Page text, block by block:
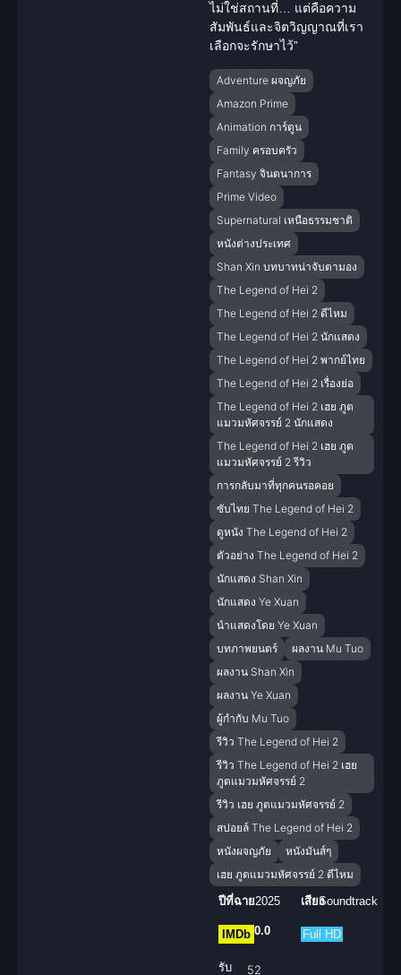
ไม่ใช่สถานที่… แต่คือความ
สัมพันธ์และจิตวิญญาณที่เรา
เลือกจะรักษาไว้”
Adventure ผจญภัย
Amazon Prime
Animation การ์ตูน
Family ครอบครัว
Fantasy จินตนาการ
Prime Video
Supernatural เหนือธรรมชาติ
หนังต่างประเทศ
Shan Xin บทบาทน่าจับตามอง
The Legend of Hei 2
The Legend of Hei 2 ดีไหม
The Legend of Hei 2 นักแสดง
The Legend of Hei 2 พากย์ไทย
The Legend of Hei 2 เรื่องย่อ
The Legend of Hei 2 เฮย ภูต
แมวมหัศจรรย์ 2 นักแสดง
The Legend of Hei 2 เฮย ภูต
แมวมหัศจรรย์ 2 รีวิว
การกลับมาที่ทุกคนรอคอย
ซับไทย The Legend of Hei 2
ดูหนัง The Legend of Hei 2
ตัวอย่าง The Legend of Hei 2
นักแสดง Shan Xin
นักแสดง Ye Xuan
นำแสดงโดย Ye Xuan
บทภาพยนตร์
ผลงาน Mu Tuo
ผลงาน Shan Xin
ผลงาน Ye Xuan
ผู้กำกับ Mu Tuo
รีวิว The Legend of Hei 2
รีวิว The Legend of Hei 2 เฮย
ภูตแมวมหัศจรรย์ 2
รีวิว เฮย ภูตแมวมหัศจรรย์ 2
สปอยล์ The Legend of Hei 2
หนังผจญภัย
หนังมันส์ๆ
เฮย ภูตแมวมหัศจรรย์ 2 ดีไหม
ปีที่ฉาย2025 เสียงSoundtrack
IMDb 0.0 Full HD
รับ
52